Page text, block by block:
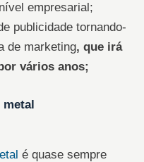
empresarial;
publicidade tornando-
de marketing, que irá
vários anos;
metal
é quase sempre